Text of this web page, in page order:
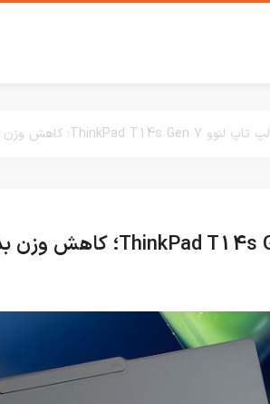
لپ تاپ لنوو ThinkPad T14s Gen 7؛ کاهش وزن بدون جهش چشمگیر در عملکرد